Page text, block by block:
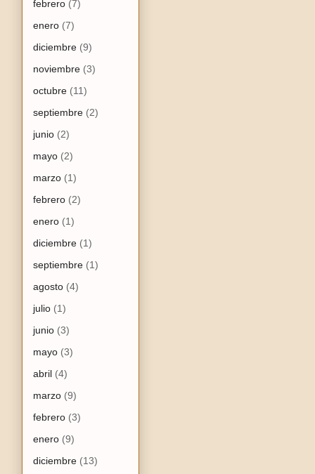
febrero (7)
enero (7)
diciembre (9)
noviembre (3)
octubre (11)
septiembre (2)
junio (2)
mayo (2)
marzo (1)
febrero (2)
enero (1)
diciembre (1)
septiembre (1)
agosto (4)
julio (1)
junio (3)
mayo (3)
abril (4)
marzo (9)
febrero (3)
enero (9)
diciembre (13)